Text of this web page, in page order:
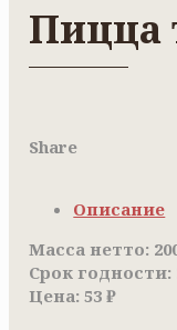
Пицца
Share
Описание
Масса нетто:
Срок годности:
Цена: 53 ₽